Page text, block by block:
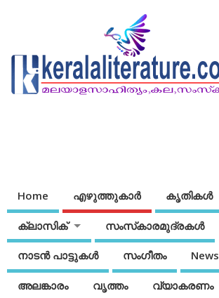
Home എഴുത്തുകാര്‍ കൃതികൾ
ക്ലാസിക് സംസ്‌കാരമുദ്രകള്‍
നാടന്‍ പാട്ടുകള്‍ സംഗീതം News
അലങ്കാരം വൃത്തം വ്യാകരണം